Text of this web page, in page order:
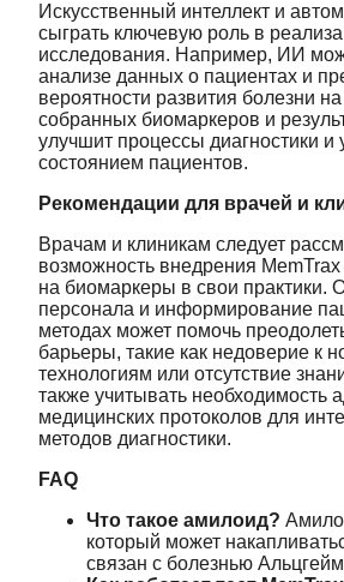
Искусственный интеллект и
сыграть ключевую роль в
исследования. Например, ИИ
анализе данных о пациентах и
вероятности развития болезни
собранных биомаркеров и
улучшит процессы диагностики и
состоянием пациентов.
Рекомендации для врачей и
Врачам и клиникам следует
возможность внедрения
на биомаркеры в свои практики.
персонала и информирование
методах может помочь
барьеры, такие как недоверие к
технологиям или отсутствие
также учитывать необходимость
медицинских протоколов для
методов диагностики.
FAQ
Что такое амилоид?
который может
связан с болезнью